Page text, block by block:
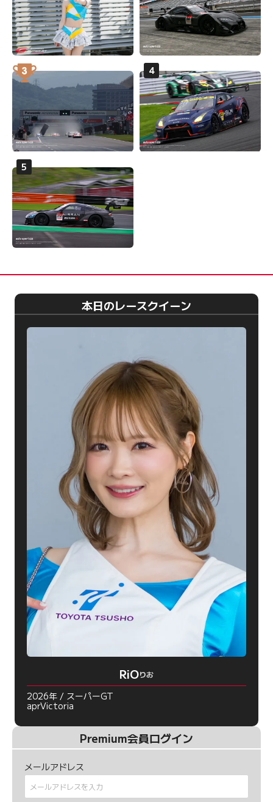
本日のレースクイーン
RiOりお
2026年 / スーパーGT
aprVictoria
Premium会員ログイン
メールアドレス